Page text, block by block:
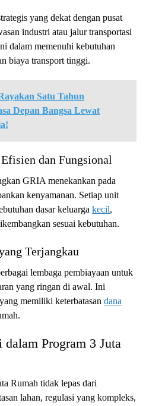
yang dekat dengan pusat
industri atau jalur transportasi
dalam memenuhi kebutuhan
biaya transport tinggi.
Satu Tahun
Depan Bangsa Lewat
dan Fungsional
GRIA menekankan pada
kenyamanan. Setiap unit
dasar keluarga kecil,
sesuai kebutuhan.
Terjangkau
lembaga pembiayaan untuk
yang ringan di awal. Ini
memiliki keterbatasan dana
dalam Program 3 Juta
Rumah tidak lepas dari
lahan, regulasi yang kompleks,